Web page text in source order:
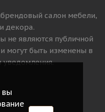
салон мебели,
декора.
не являются публичной
могут быть изменены в
вы